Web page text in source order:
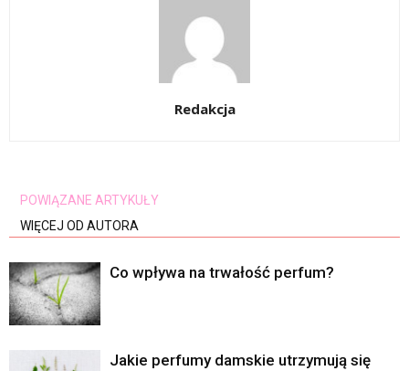
Redakcja
POWIĄZANE ARTYKUŁY
WIĘCEJ OD AUTORA
Co wpływa na trwałość perfum?
Jakie perfumy damskie utrzymują się